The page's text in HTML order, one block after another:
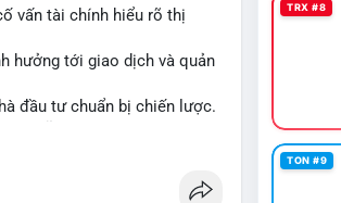
vấn tài chính hiểu rõ thị
hưởng tới giao dịch và quản
đầu tư chuẩn bị chiến lược.
TRX #8
TON #9